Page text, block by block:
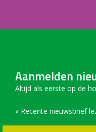
Aanmelden
Altijd als eerste op de
» Recente nieuwsbrief